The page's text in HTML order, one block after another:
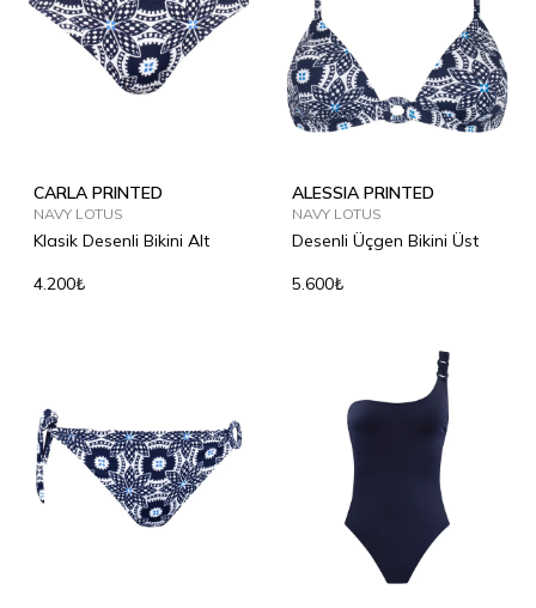
CARLA PRINTED
NAVY LOTUS
Klasik Desenli Bikini Alt
4.200₺
ALESSIA PRINTED
NAVY LOTUS
Desenli Üçgen Bikini Üst
5.600₺